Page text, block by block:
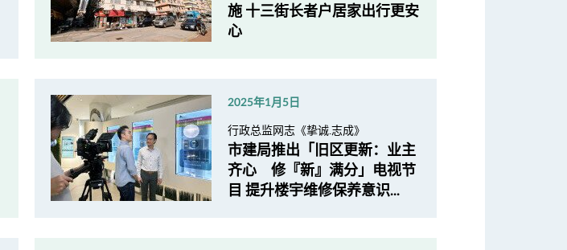
施 十三街长者户居家出行更安
心
2025年1月5日
行政总监网志《挚诚.志成》
市建局推出「旧区更新：业主
齐心 修『新』满分」电视节
目 提升楼宇维修保养意识...